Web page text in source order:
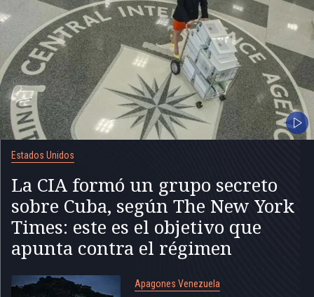
Estados Unidos
La CIA formó un grupo secreto
sobre Cuba, según The New York
Times: este es el objetivo que
apunta contra el régimen
Apagones Venezuela